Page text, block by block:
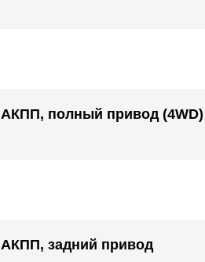
АКПП, полный привод (4WD)
АКПП, задний привод